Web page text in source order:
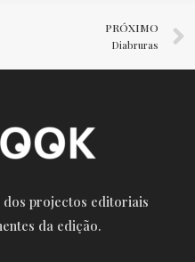
PRÓXIMO
Diabruras
projectos editoriais
da edição.